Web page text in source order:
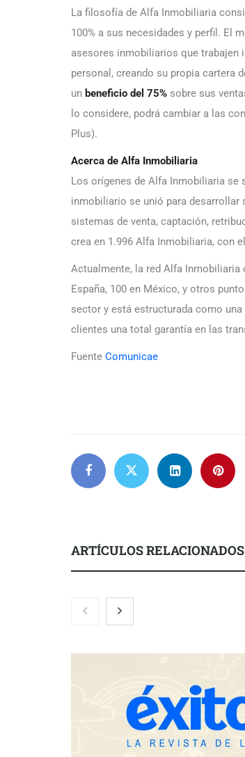
La filosofía de Alfa Inmobiliaria
100% a sus necesidades y perfil. El
asesores inmobiliarios que trabajen
personal, creando su propia cartera
un beneficio del 75% sobre sus
lo considere, podrá cambiar a las
Plus).
Acerca de Alfa Inmobiliaria
Los orígenes de Alfa Inmobiliaria se
inmobiliario se unió para desarrollar
sistemas de venta, captación,
crea en 1.996 Alfa Inmobiliaria, con
Actualmente, la red Alfa
España, 100 en México, y otros
sector y está estructurada como
clientes una total garantía en las
Fuente Comunicae
ARTÍCULOS RELACIONADOS
Nicols presenta seis modelos de
anillos de compromiso para el
Fundación Mapfre y CISE lanzan
el concurso ‘Talento Sénior’ para
impulsar ideas innovadoras
creadas por y para mayores de 50